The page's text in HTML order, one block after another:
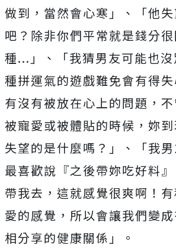
做到，當然會心寒」、「他
吧？除非你們平常就是錢分
種...」、「我猜男友可能也
種拼運氣的遊戲難免會有得
有沒有被放在心上的問題，
被寵愛或被體貼的時候，妳
失望的是什麼嗎？」、「我
最喜歡說『之後帶妳吃好料
帶我去，這就感覺很爽啊！
愛的感覺，所以會讓我們變
相分享的健康關係」。